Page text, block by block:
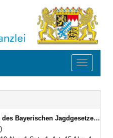
Toggle
Vom 1. März 1983 (GVBl. S. 51) BayRS 792-2-W (§§ 1–35)